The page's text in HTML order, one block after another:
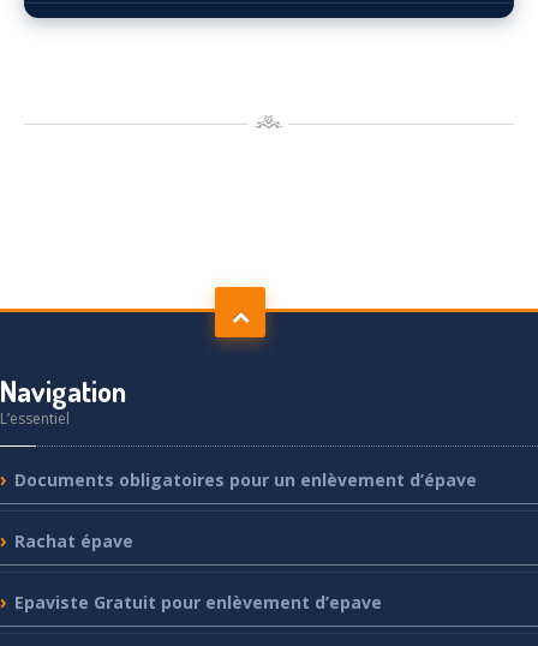
Navigation
L’essentiel
Documents obligatoires pour un enlèvement d’épave
Rachat épave
Epaviste Gratuit pour enlèvement d’epave